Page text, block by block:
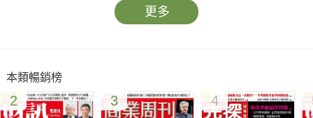
更多
本類暢銷榜
2 3 4